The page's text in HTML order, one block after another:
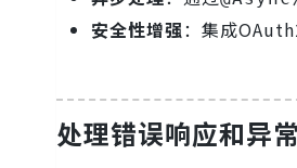
安全性增强：集成
处理错误响应和异